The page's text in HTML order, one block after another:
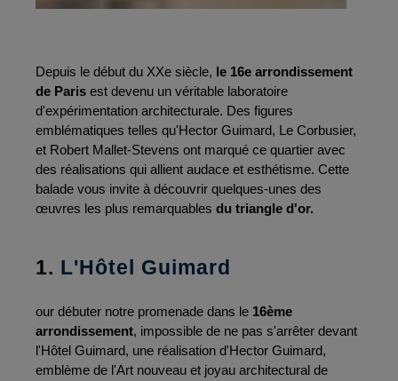
Depuis le début du XXe siècle, le 16e arrondissement
de Paris est devenu un véritable laboratoire
d'expérimentation architecturale. Des figures
emblématiques telles qu'Hector Guimard, Le Corbusier,
et Robert Mallet-Stevens ont marqué ce quartier avec
des réalisations qui allient audace et esthétisme. Cette
balade vous invite à découvrir quelques-unes des
œuvres les plus remarquables du triangle d'or.
1. L'Hôtel Guimard
our débuter notre promenade dans le 16ème
arrondissement, impossible de ne pas s'arrêter devant
l'Hôtel Guimard, une réalisation d'Hector Guimard,